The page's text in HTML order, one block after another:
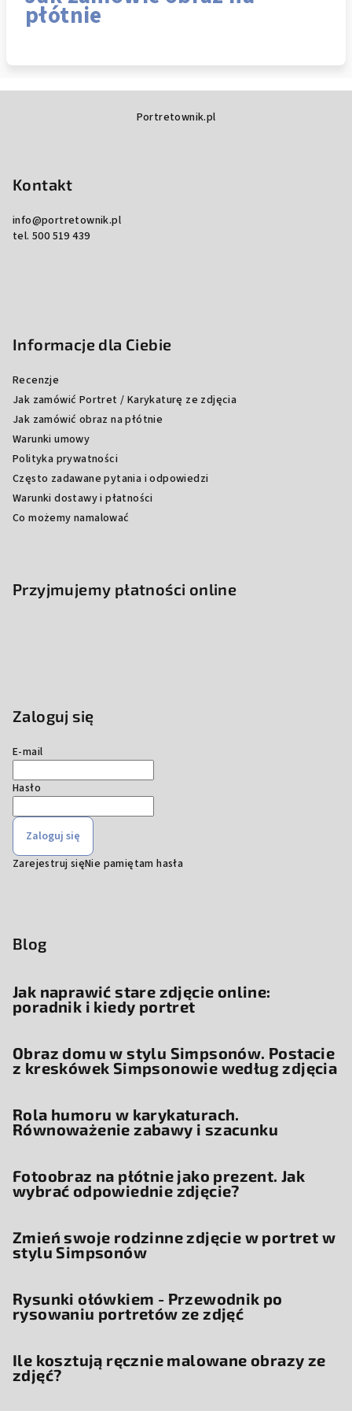
płótnie
Portretownik.pl
Kontakt
info@portretownik.pl
tel. 500 519 439
Informacje dla Ciebie
Recenzje
Jak zamówić Portret / Karykaturę ze zdjęcia
Jak zamówić obraz na płótnie
Warunki umowy
Polityka prywatności
Często zadawane pytania i odpowiedzi
Warunki dostawy i płatności
Co możemy namalować
Przyjmujemy płatności online
Zaloguj się
E-mail
Hasło
Zaloguj się
Zarejestruj sięNie pamiętam hasła
Blog
Jak naprawić stare zdjęcie online:
poradnik i kiedy portret
Obraz domu w stylu Simpsonów. Postacie
z kreskówek Simpsonowie według zdjęcia
Rola humoru w karykaturach.
Równoważenie zabawy i szacunku
Fotoobraz na płótnie jako prezent. Jak
wybrać odpowiednie zdjęcie?
Zmień swoje rodzinne zdjęcie w portret w
stylu Simpsonów
Rysunki ołówkiem - Przewodnik po
rysowaniu portretów ze zdjęć
Ile kosztują ręcznie malowane obrazy ze
zdjęć?